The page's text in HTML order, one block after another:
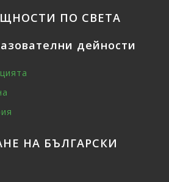
ПО СВЕТА
дейности
НА БЪЛГАРСКИ